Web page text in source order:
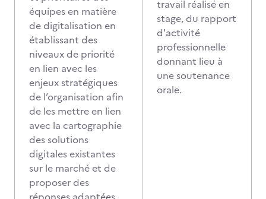
équipes en matière
de digitalisation en
établissant des
niveaux de priorité
en lien avec les
enjeux stratégiques
de l’organisation afin
de les mettre en lien
avec la cartographie
des solutions
digitales existantes
sur le marché et de
proposer des
travail réalisé en
stage, du rapport
d'activité
professionnelle
donnant lieu à
une soutenance
orale.